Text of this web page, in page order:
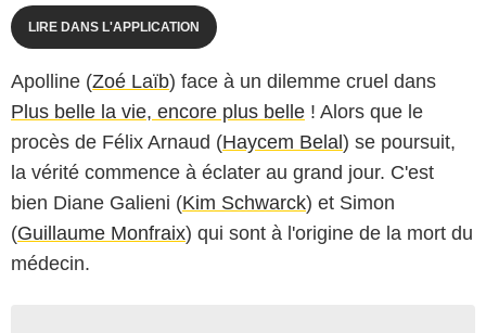
LIRE DANS L'APPLICATION
Apolline (Zoé Laïb) face à un dilemme cruel dans
Plus belle la vie, encore plus belle ! Alors que le
procès de Félix Arnaud (Haycem Belal) se poursuit,
la vérité commence à éclater au grand jour. C'est
bien Diane Galieni (Kim Schwarck) et Simon
(Guillaume Monfraix) qui sont à l'origine de la mort du
médecin.